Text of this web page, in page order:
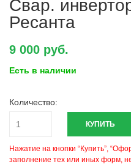
Свар.
Ресанта
9 000 руб.
Есть в наличии
Количество:
КУПИТЬ
Нажатие на кнопки “Купить”,
заполнение тех или иных форм,